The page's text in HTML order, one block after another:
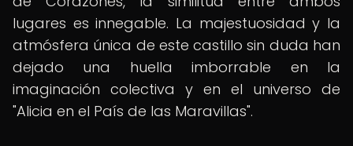
lugares es innegable. La majestuosidad y la
atmósfera única de este castillo sin duda han
dejado una huella imborrable en la
imaginación colectiva y en el universo de
"Alicia en el País de las Maravillas".